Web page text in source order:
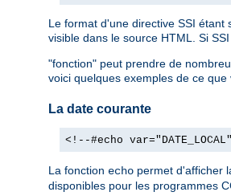
Le format d'une directive SSI
visible dans le source HTML. Si
"fonction" peut prendre de
voici quelques exemples de ce que
La date courante
<!--#echo
La fonction echo permet d'afficher
disponibles pour les programmes